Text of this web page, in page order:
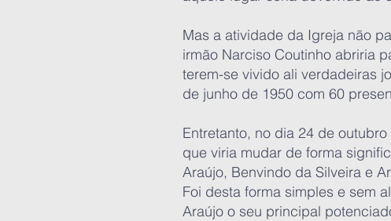
Mas a atividade da Igreja não
irmão Narciso Coutinho abriria
terem-se vivido ali verdadeiras
de junho de 1950 com 60
Entretanto, no dia 24 de
que viria mudar de forma
Araújo, Benvindo da Silveira e
Foi desta forma simples e sem
Araújo o seu principal